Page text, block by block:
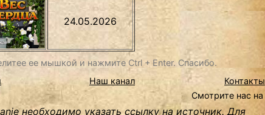
24.05.2026
ее мышкой и нажмите Ctrl + Enter. Спасибо.
Наш канал
Контакты
Смотрите нас на
необходимо указать ссылку на источник. Для